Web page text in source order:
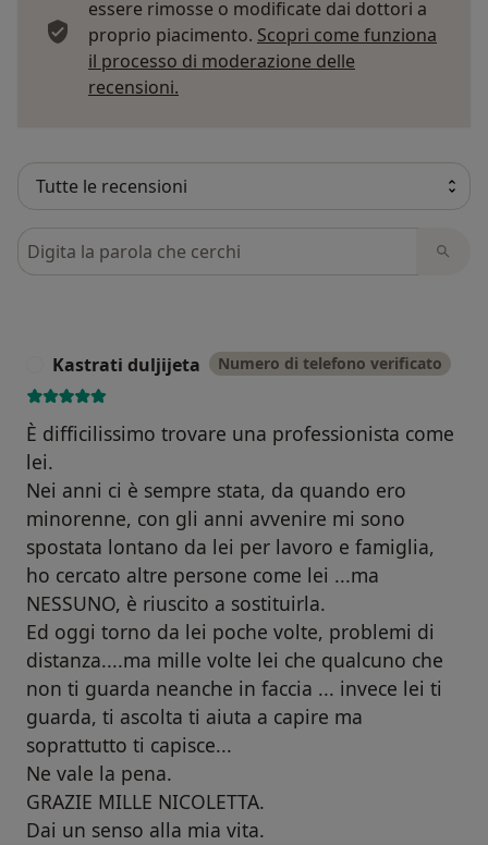
essere rimosse o modificate dai dottori a
proprio piacimento. Scopri come funziona
il processo di moderazione delle
recensioni.
Cerca nelle recensioni
Kastrati duljijeta Numero di telefono verificato
È difficilissimo trovare una professionista come
lei.
Nei anni ci è sempre stata, da quando ero
minorenne, con gli anni avvenire mi sono
spostata lontano da lei per lavoro e famiglia,
ho cercato altre persone come lei ...ma
NESSUNO, è riuscito a sostituirla.
Ed oggi torno da lei poche volte, problemi di
distanza....ma mille volte lei che qualcuno che
non ti guarda neanche in faccia ... invece lei ti
guarda, ti ascolta ti aiuta a capire ma
soprattutto ti capisce...
Ne vale la pena.
GRAZIE MILLE NICOLETTA.
Dai un senso alla mia vita.